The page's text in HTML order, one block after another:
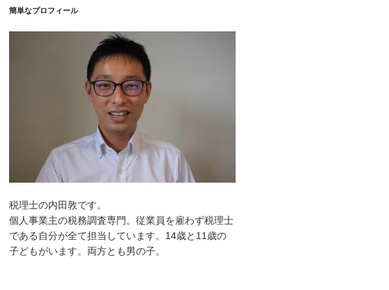
簡単なプロフィール
税理士の内田敦です。
個人事業主の税務調査専門。従業員を雇わず税理士
である自分が全て担当しています。14歳と11歳の
子どもがいます。両方とも男の子。